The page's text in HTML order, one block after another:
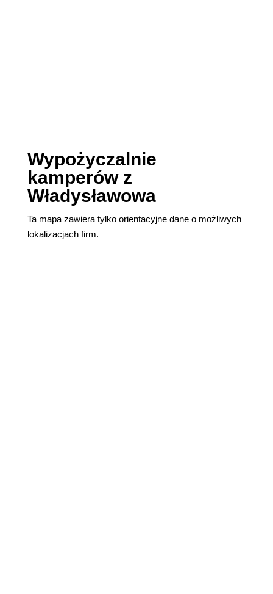
Wypożyczalnie
kamperów z
Władysławowa
Ta mapa zawiera tylko orientacyjne dane o możliwych
lokalizacjach firm.